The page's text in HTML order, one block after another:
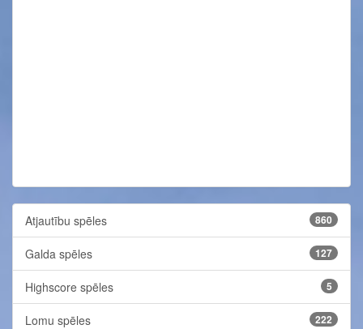
Atjautību spēles 860
Galda spēles 127
Highscore spēles 5
Lomu spēles 222